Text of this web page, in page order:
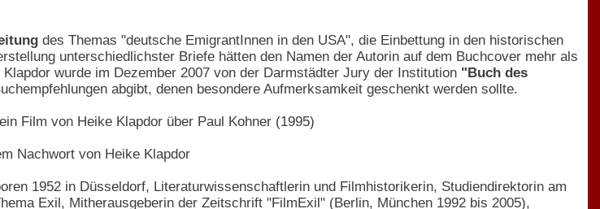
des Themas "deutsche EmigrantInnen in den USA", die Einbettung in den historischen
unterschiedlichster Briefe hätten den Namen der Autorin auf dem Buchcover mehr als
wurde im Dezember 2007 von der Darmstädter Jury der Institution "Buch des
abgibt, denen besondere Aufmerksamkeit geschenkt werden sollte.
Film von Heike Klapdor über Paul Kohner (1995)
Nachwort von Heike Klapdor
1952 in Düsseldorf, Literaturwissenschaftlerin und Filmhistorikerin, Studiendirektorin am
Exil, Mitherausgeberin der Zeitschrift "FilmExil" (Berlin, München 1992 bis 2005),